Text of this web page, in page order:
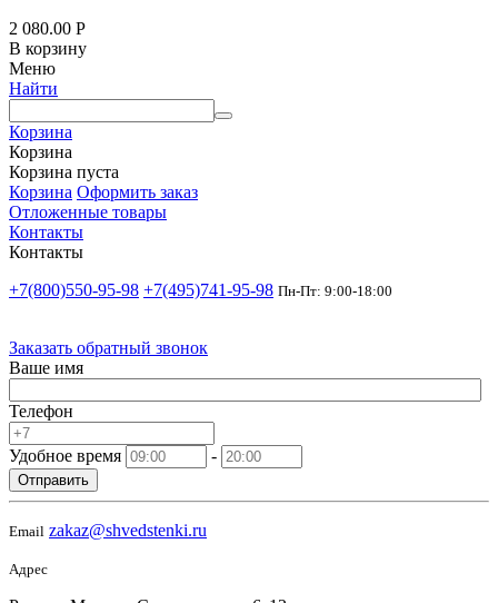
2 080.00 Р
В корзину
Меню
Найти
Корзина
Корзина
Корзина пуста
Корзина Оформить заказ
Отложенные товары
Контакты
Контакты
+7(800)550-95-98 +7(495)741-95-98 Пн-Пт: 9:00-18:00
Заказать обратный звонок
Ваше имя
Телефон
Удобное время -
Отправить
Email zakaz@shvedstenki.ru
Адрес